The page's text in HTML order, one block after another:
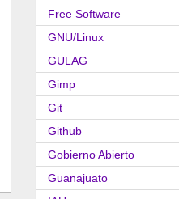
Free Software
GNU/Linux
GULAG
Gimp
Git
Github
Gobierno Abierto
Guanajuato